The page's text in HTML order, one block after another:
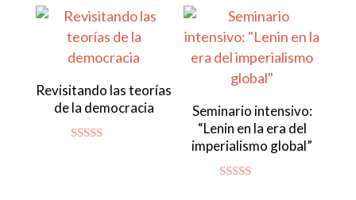
Revisitando las teorías
de la democracia
Seminario intensivo:
“Lenin en la era del
imperialismo global”